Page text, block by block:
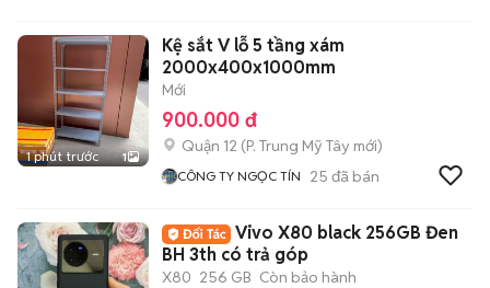
1 phút trước 1
Kệ sắt V lỗ 5 tầng xám
2000x400x1000mm
Mới
900.000 đ
Quận 12 (P. Trung Mỹ Tây mới)
CÔNG TY NGỌC TÍN 25 đã bán
Vivo X80 black 256GB Đen
BH 3th có trả góp
X80 256 GB Còn bảo hành